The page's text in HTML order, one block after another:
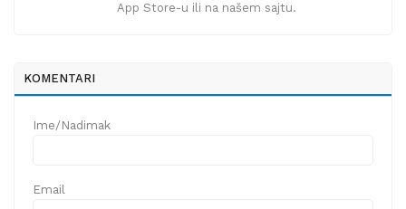
App Store-u ili na našem sajtu.
KOMENTARI
Ime/Nadimak
Email